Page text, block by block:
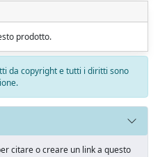
prodotto.
da copyright e tutti i diritti sono
citare o creare un link a questo